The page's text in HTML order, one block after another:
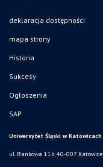
deklaracja dostępności
mapa strony
Historia
Sukcesy
Ogłoszenia
SAP
Uniwersytet Śląski w Katowicach
ul. Bankowa 11b, 40-007 Katowice